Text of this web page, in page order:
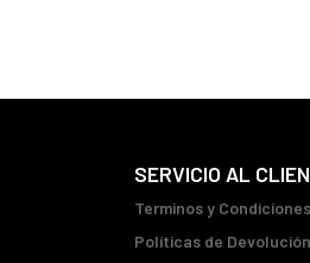
SERVICIO AL
Terminos y Condiciones
Políticas de Devolución